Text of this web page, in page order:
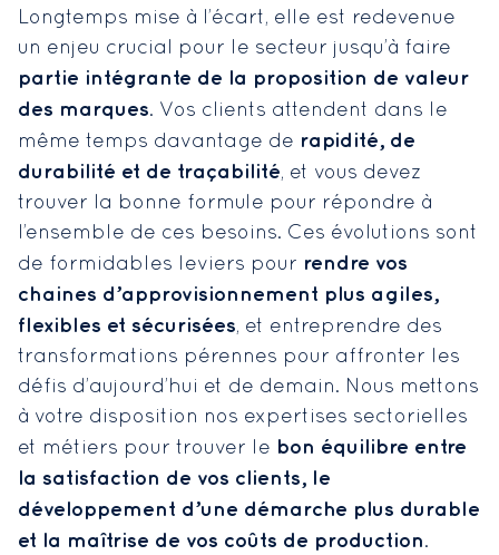
Longtemps mise à l’écart, elle est redevenue
un enjeu crucial pour le secteur jusqu’à faire
partie intégrante de la proposition de valeur
des marques. Vos clients attendent dans le
même temps davantage de rapidité, de
durabilité et de traçabilité, et vous devez
trouver la bonne formule pour répondre à
l’ensemble de ces besoins. Ces évolutions sont
de formidables leviers pour rendre vos
chaines d’approvisionnement plus agiles,
flexibles et sécurisées, et entreprendre des
transformations pérennes pour affronter les
défis d’aujourd’hui et de demain. Nous mettons
à votre disposition nos expertises sectorielles
et métiers pour trouver le bon équilibre entre
la satisfaction de vos clients, le
développement d’une démarche plus durable
et la maîtrise de vos coûts de production.